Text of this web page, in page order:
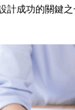
計成功的關鍵